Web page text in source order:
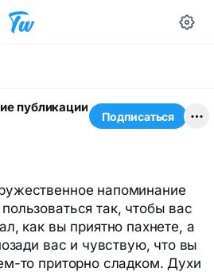
публикации
Подписаться
напоминание
так, чтобы вас
как вы приятно пахнете, а
вас и чувствую, что вы
то приторно сладком. Духи